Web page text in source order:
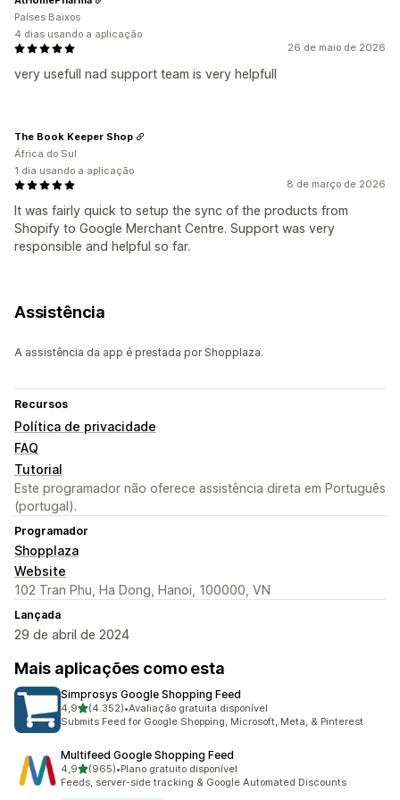
26 de maio de 2026
very usefull nad support team is very helpfull
Países Baixos
4 dias usando a aplicação
8 de março de 2026
It was fairly quick to setup the sync of the products from
Shopify to Google Merchant Centre. Support was very
responsible and helpful so far.
The Book Keeper Shop
África do Sul
1 dia usando a aplicação
Assistência
A assistência da app é prestada por Shopplaza.
Recursos
Política de privacidade
FAQ
Tutorial
Este programador não oferece assistência direta em Português
(portugal).
Programador
Shopplaza
Website
102 Tran Phu, Ha Dong, Hanoi, 100000, VN
Lançada
29 de abril de 2024
Mais aplicações como esta
Simprosys Google Shopping Feed
4,9de 5 estrelas
(4.352)
4352 total de avaliações
•Avaliação gratuita disponível
Submits Feed for Google Shopping, Microsoft, Meta, & Pinterest
Multifeed Google Shopping Feed
4,9de 5 estrelas
(965)
965 total de avaliações
•Plano gratuito disponível
Feeds, server-side tracking & Google Automated Discounts